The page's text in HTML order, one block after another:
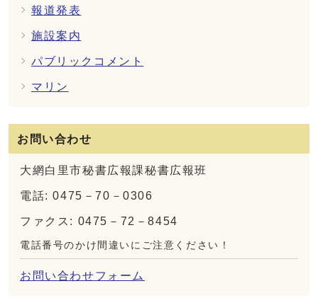
報道発表
施設案内
パブリックコメント
マリン
お問い合わせ
大網白里市秘書広報課秘書広報班
電話: 0475－70－0306
ファクス: 0475－72－8454
電話番号のかけ間違いにご注意ください！
お問い合わせフォーム